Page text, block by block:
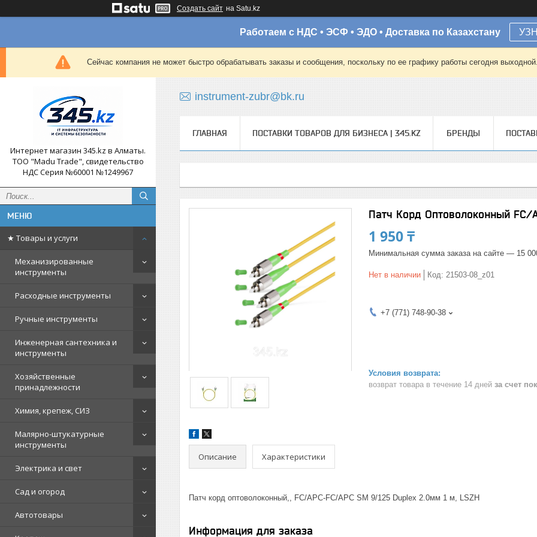
Создать сайт на Satu.kz
Работаем с НДС • ЭСФ • ЭДО • Доставка по Казахстану
Сейчас компания не может быстро обрабатывать заказы и сообщения, поскольку по ее графику работы сегодня
Интернет магазин 345.kz в Алматы.
ТОО "Madu Trade", свидетельство
НДС Серия №60001 №1249967
★ Товары и услуги
Механизированные
инструменты
Расходные инструменты
Ручные инструменты
Инженерная сантехника и
инструменты
Хозяйственные
принадлежности
Химия, крепеж, СИЗ
Малярно-штукатурные
инструменты
Электрика и свет
Сад и огород
Автотовары
instrument-zubr@bk.ru
ГЛАВНАЯ ПОСТАВКИ ТОВАРОВ ДЛЯ БИЗНЕСА | 345.KZ БРЕНДЫ
Патч Корд Оптоволоконный FC/
1 950 ₸
Минимальная сумма заказа на сайте — 15
Нет в наличии Код: 21503-08_z01
+7 (771) 748-90-38
возврат товара в течение 14 дней за счет
Описание Характеристики
Патч корд оптоволоконный,, FC/APC-FC/APC SM 9/125 Duplex 2.0мм 1 м, LSZH
Информация для заказа